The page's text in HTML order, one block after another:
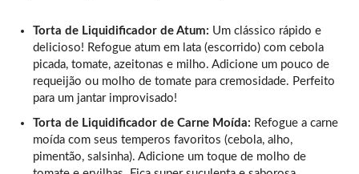
Torta de Liquidificador de Atum: Um clássico rápido e
delicioso! Refogue atum em lata (escorrido) com cebola
picada, tomate, azeitonas e milho. Adicione um pouco de
requeijão ou molho de tomate para cremosidade. Perfeito
para um jantar improvisado!
Torta de Liquidificador de Carne Moída: Refogue a carne
moída com seus temperos favoritos (cebola, alho,
pimentão, salsinha). Adicione um toque de molho de